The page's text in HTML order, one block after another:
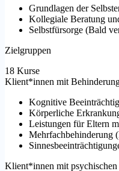
Grundlagen der
Kollegiale Beratung
Selbstfürsorge (Bald
Zielgruppen
18 Kurse
Klient*innen mit
Kognitive
Körperliche
Leistungen für Eltern
Mehrfachbehinderung (
Klient*innen mit